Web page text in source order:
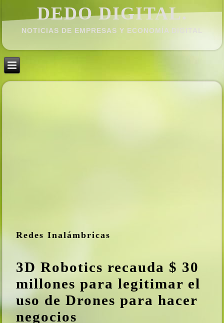
DEDO DIGITAL.
NOTICIAS DE EMPRESAS Y ECONOMÍ­A DIGITAL
Redes Inalámbricas
3D Robotics recauda $ 30
millones para legitimar el
uso de Drones para hacer
negocios